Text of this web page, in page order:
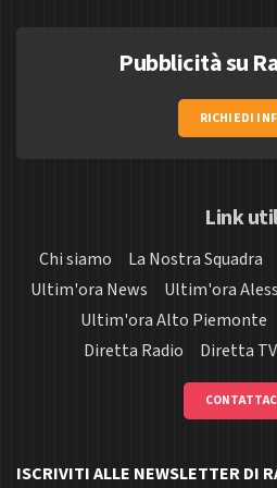
Pubblicità su
RICHIEDI
Link
Chi siamo La Nostra Squadra
Ultim'ora News
Ultim'ora
Ultim'ora Alto Piemonte
Diretta Radio
Diretta TV
ISCRIVITI ALLE NEWSLETTER DI